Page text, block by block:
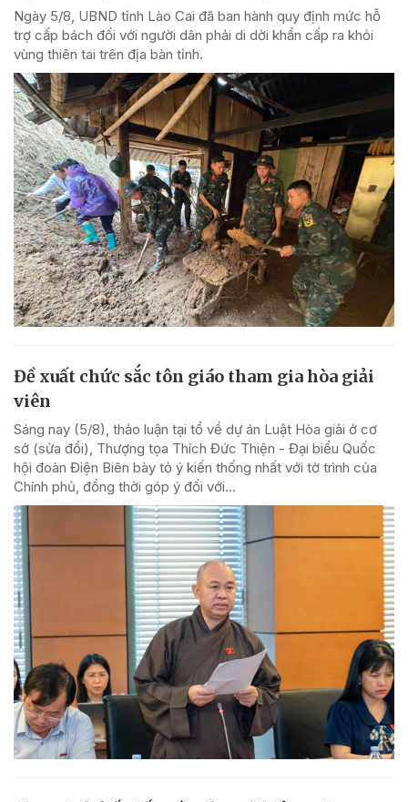
Ngày 5/8, UBND tỉnh Lào Cai đã ban hành quy định mức hỗ
trợ cấp bách đối với người dân phải di dời khẩn cấp ra khỏi
vùng thiên tai trên địa bàn tỉnh.
Đề xuất chức sắc tôn giáo tham gia hòa giải
viên
Sáng nay (5/8), thảo luận tại tổ về dự án Luật Hòa giải ở cơ
sở (sửa đổi), Thượng tọa Thích Đức Thiện - Đại biểu Quốc
hội đoàn Điện Biên bày tỏ ý kiến thống nhất với tờ trình của
Chính phủ, đồng thời góp ý đối với...